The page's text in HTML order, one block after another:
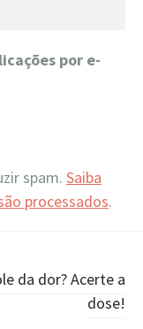
por e-
spam. Saiba
processados.
da dor? Acerte a
dose!